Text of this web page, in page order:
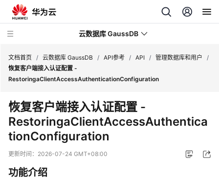
云数据库 GaussDB
新
动
态
服
务
告
文档首页 / 云数据库 GaussDB / API参考 / API / 管理数据库和用户
/
恢复客户端接入认证配置 -
RestoringaClientAccessAuthenticationConfiguration
恢复客户端接入认证配置 -
RestoringaClientAccessAuthentica
tionConfiguration
更新时间： 2026-07-24 GMT+08:00
功能介绍